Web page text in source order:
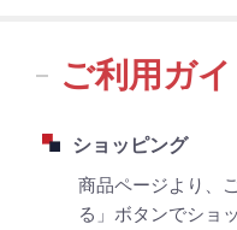
ご利用ガ
ショッピング
商品ページより、
る」ボタンでショ